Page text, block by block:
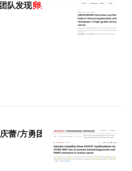
队发现卵巢癌 免疫治疗新靶点
蕾/方勇团队揭示卵巢癌治疗新靶